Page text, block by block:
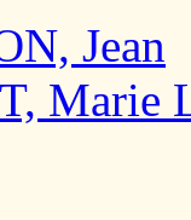
Jean
Marie